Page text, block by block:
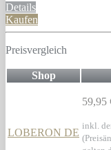
Details
Kaufen
Preisvergleich
Shop
LOBERON DE
59,95
inkl.